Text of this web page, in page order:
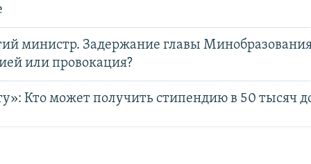
министр. Задержание главы Минобразования
или провокация?
Кто может получить стипендию в 50 тысяч